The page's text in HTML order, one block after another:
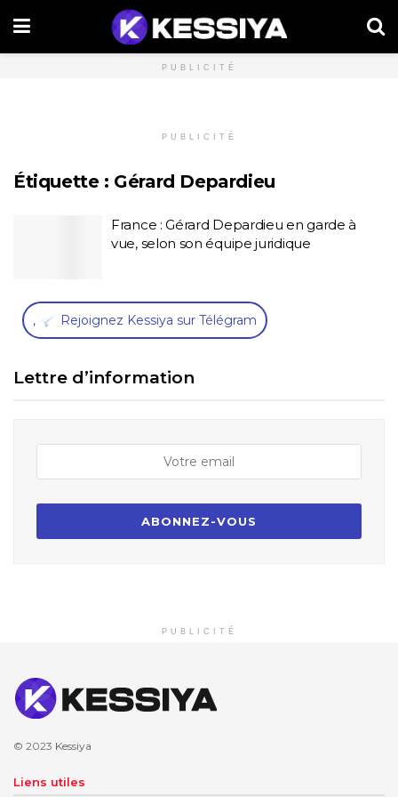
PUBLICITÉ
PUBLICITÉ
Étiquette : Gérard Depardieu
France : Gérard Depardieu en garde à
vue, selon son équipe juridique
, Rejoignez Kessiya sur Télégram
Lettre d’information
PUBLICITÉ
© 2023 Kessiya
Liens utiles